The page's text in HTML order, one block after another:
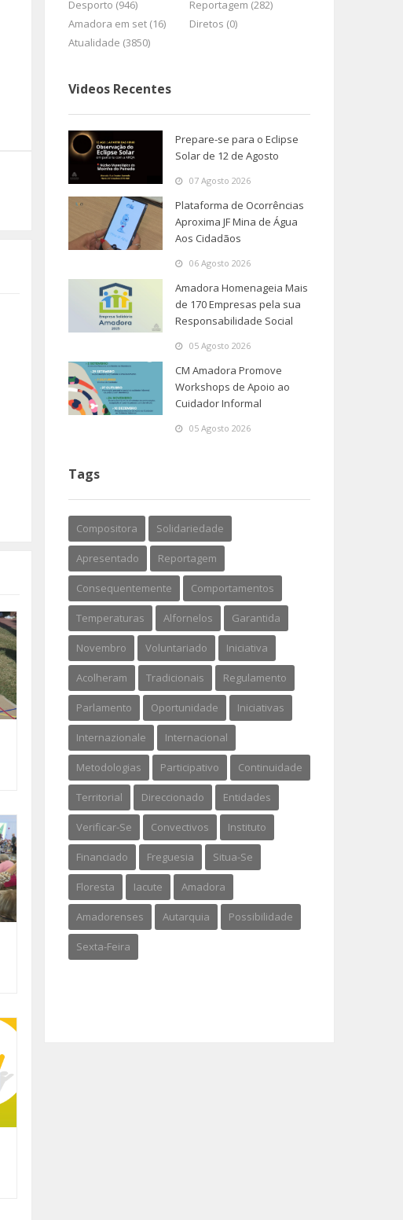
Desporto (946)
Reportagem (282)
Amadora em set (16)
Diretos (0)
Atualidade (3850)
Videos Recentes
Prepare-se para o Eclipse
Solar de 12 de Agosto
07 Agosto 2026
Plataforma de Ocorrências
Aproxima JF Mina de Água
Aos Cidadãos
06 Agosto 2026
Amadora Homenageia Mais
de 170 Empresas pela sua
Responsabilidade Social
05 Agosto 2026
CM Amadora Promove
Workshops de Apoio ao
Cuidador Informal
05 Agosto 2026
Tags
Compositora Solidariedade
Apresentado Reportagem
Consequentemente Comportamentos
Temperaturas Alfornelos Garantida
Novembro Voluntariado Iniciativa
Acolheram Tradicionais Regulamento
Parlamento Oportunidade Iniciativas
Internazionale Internacional
Metodologias Participativo Continuidade
Territorial Direccionado Entidades
Verificar-Se Convectivos Instituto
Financiado Freguesia Situa-Se
Floresta Iacute Amadora
Amadorenses Autarquia Possibilidade
Sexta-Feira